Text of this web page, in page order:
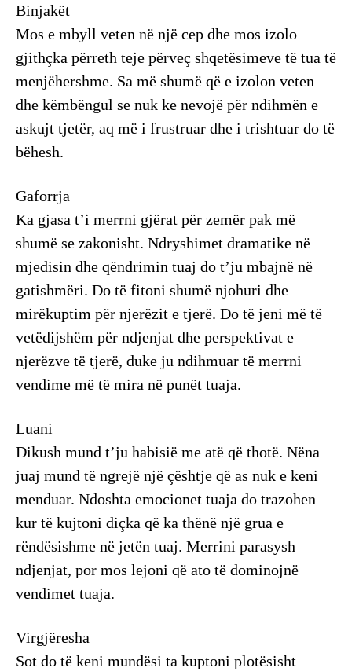
Binjakët
Mos e mbyll veten në një cep dhe mos izolo
gjithçka përreth teje përveç shqetësimeve të tua të
menjëhershme. Sa më shumë që e izolon veten
dhe këmbëngul se nuk ke nevojë për ndihmën e
askujt tjetër, aq më i frustruar dhe i trishtuar do të
bëhesh.
Gaforrja
Ka gjasa t’i merrni gjërat për zemër pak më
shumë se zakonisht. Ndryshimet dramatike në
mjedisin dhe qëndrimin tuaj do t’ju mbajnë në
gatishmëri. Do të fitoni shumë njohuri dhe
mirëkuptim për njerëzit e tjerë. Do të jeni më të
vetëdijshëm për ndjenjat dhe perspektivat e
njerëzve të tjerë, duke ju ndihmuar të merrni
vendime më të mira në punët tuaja.
Luani
Dikush mund t’ju habisië me atë që thotë. Nëna
juaj mund të ngrejë një çështje që as nuk e keni
menduar. Ndoshta emocionet tuaja do trazohen
kur të kujtoni diçka që ka thënë një grua e
rëndësishme në jetën tuaj. Merrini parasysh
ndjenjat, por mos lejoni që ato të dominojnë
vendimet tuaja.
Virgjëresha
Sot do të keni mundësi ta kuptoni plotësisht